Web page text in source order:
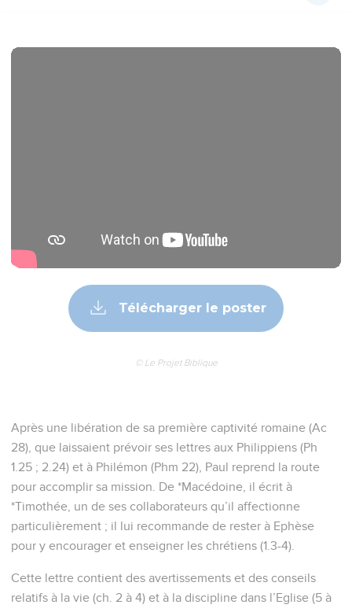
Télécharger le poster
© Le Projet Biblique
Après une libération de sa première captivité romaine (Ac
28), que laissaient prévoir ses lettres aux Philippiens (Ph
1.25 ; 2.24) et à Philémon (Phm 22), Paul reprend la route
pour accomplir sa mission. De *Macédoine, il écrit à
*Timothée, un de ses collaborateurs qu’il affectionne
particulièrement ; il lui recommande de rester à Ephèse
pour y encourager et enseigner les chrétiens (1.3-4).
Cette lettre contient des avertissements et des conseils
relatifs à la vie (ch. 2 à 4) et à la discipline dans l’Eglise (5 à